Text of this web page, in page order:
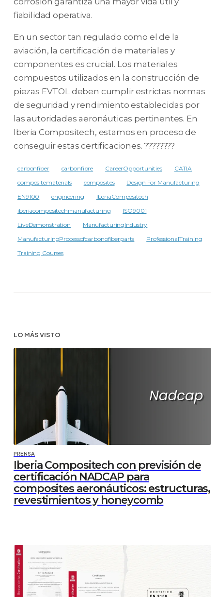
fiabilidad operativa.
En un sector tan regulado como el de la
aviación, la certificación de materiales y
componentes es crucial. Los materiales
compuestos utilizados en la construcción de
piezas EVTOL deben cumplir estrictas normas
de seguridad y rendimiento establecidas por
las autoridades aeronáuticas pertinentes. En
Iberia Compositech, estamos en proceso de
conseguir estas certificaciones. ????????
carbonfiber carbonfibre CareerOpportunities
CATIA
compositematerials
composites
Design For Manufacturing
EN9100
engineering
IberiaCompositech
iberiacompositechmanufacturing
ISO9001
LiveDemonstration
ManufacturingIndustry
ManufacturingProcessofcarbonofiberparts
ProfessionalTraining
Training Courses
LO MÁS VISTO
PRENSA
Iberia Compositech con previsión de
certificación NADCAP para
composites aeronáuticos: estructuras,
revestimientos y honeycomb